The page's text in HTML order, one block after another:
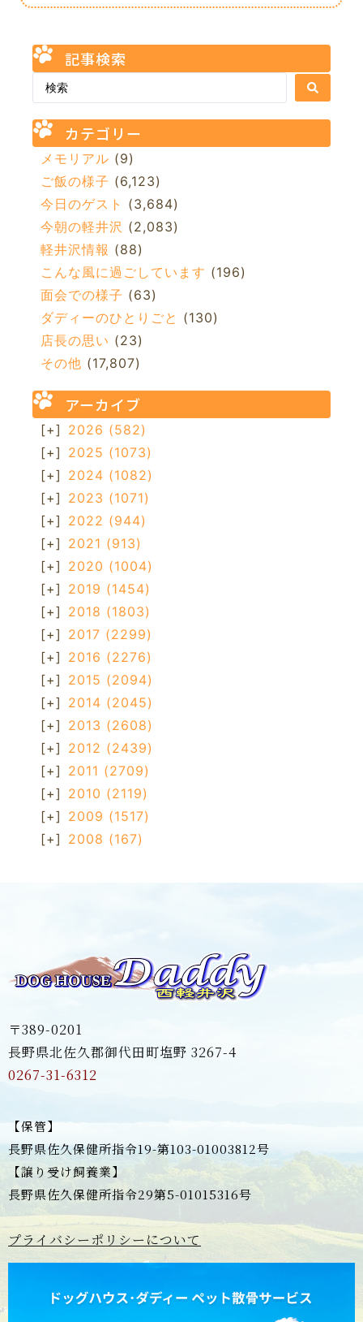
記事検索
カテゴリー
メモリアル (9)
ご飯の様子 (6,123)
今日のゲスト (3,684)
今朝の軽井沢 (2,083)
軽井沢情報 (88)
こんな風に過ごしています (196)
面会での様子 (63)
ダディーのひとりごと (130)
店長の思い (23)
その他 (17,807)
アーカイブ
[+] 2026 (582)
[+] 2025 (1073)
[+] 2024 (1082)
[+] 2023 (1071)
[+] 2022 (944)
[+] 2021 (913)
[+] 2020 (1004)
[+] 2019 (1454)
[+] 2018 (1803)
[+] 2017 (2299)
[+] 2016 (2276)
[+] 2015 (2094)
[+] 2014 (2045)
[+] 2013 (2608)
[+] 2012 (2439)
[+] 2011 (2709)
[+] 2010 (2119)
[+] 2009 (1517)
[+] 2008 (167)
〒389-0201
長野県北佐久郡御代田町塩野 3267-4
0267-31-6312
【保管】
長野県佐久保健所指令19-第103-01003812号
【譲り受け飼養業】
長野県佐久保健所指令29第5-01015316号
プライバシーポリシーについて